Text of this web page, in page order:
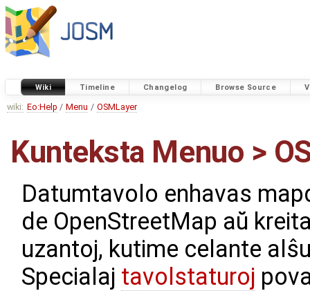
Wiki Timeline Changelog Browse Source
wiki: Eo:Help / Menu / OSMLayer
Kunteksta Menuo >
Datumtavolo enhavas
de OpenStreetMap aŭ
uzantoj, kutime celante
Specialaj tavolstaturoj